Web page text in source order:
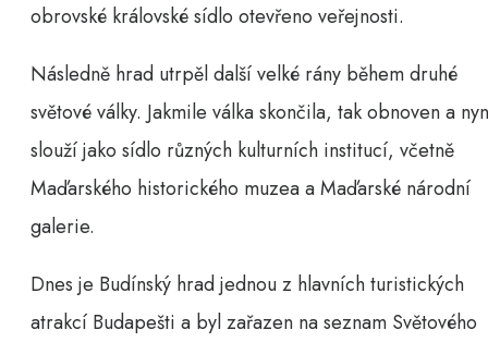
obrovské královské sídlo otevřeno veřejnosti.
Následně hrad utrpěl další velké rány během druhé
světové války. Jakmile válka skončila, tak obnoven a
slouží jako sídlo různých kulturních institucí, včetně
Maďarského historického muzea a Maďarské národní
galerie.
Dnes je Budínský hrad jednou z hlavních turistických
atrakcí Budapešti a byl zařazen na seznam Světového